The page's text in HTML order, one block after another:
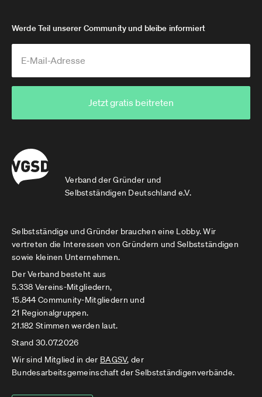
Verband der Gründer und
Selbstständigen Deutschland e.V.
Werde Teil unserer Community und bleibe informiert
Jetzt gratis beitreten
Selbstständige und Gründer brauchen eine Lobby. Wir
vertreten die Interessen von Gründern und Selbstständigen
sowie kleinen Unternehmen.
Der Verband besteht aus
5.338 Vereins-Mitgliedern,
15.844 Community-Mitgliedern und
21 Regionalgruppen.
21.182 Stimmen werden laut.
Stand 30.07.2026
Wir sind Mitglied in der BAGSV, der
Bundesarbeitsgemeinschaft der Selbstständigenverbände.